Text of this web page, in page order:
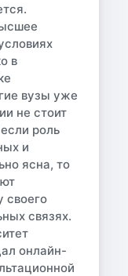
в
вузы уже
не стоит
роль
и
ясна, то
своего
связях.
онлайн-